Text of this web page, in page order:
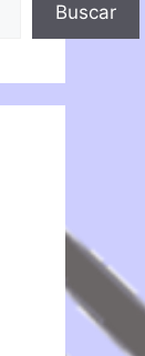
Buscar